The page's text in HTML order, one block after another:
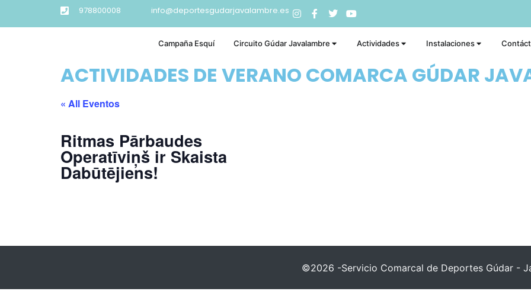
978800008 info@deportesgudarjavalambre.es
Campaña Esquí Circuito Gúdar Javalambre Actividades Instalaciones
ACTIVIDADES DE VERANO COMARCA GÚDAR
« All Eventos
Ritmas Pārbaudes
Operatīviņš ir Skaista
Dabūtējiens!
©2026 -Servicio Comarcal de Deportes Gúdar -